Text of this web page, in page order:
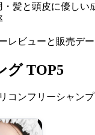
髪と頭皮に優しい
レビューと販売デ
グ TOP5
コンフリーシャン